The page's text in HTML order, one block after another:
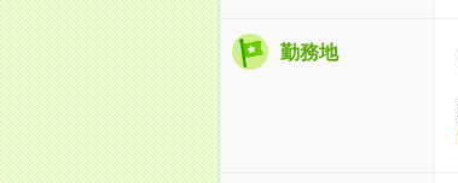
勤務地